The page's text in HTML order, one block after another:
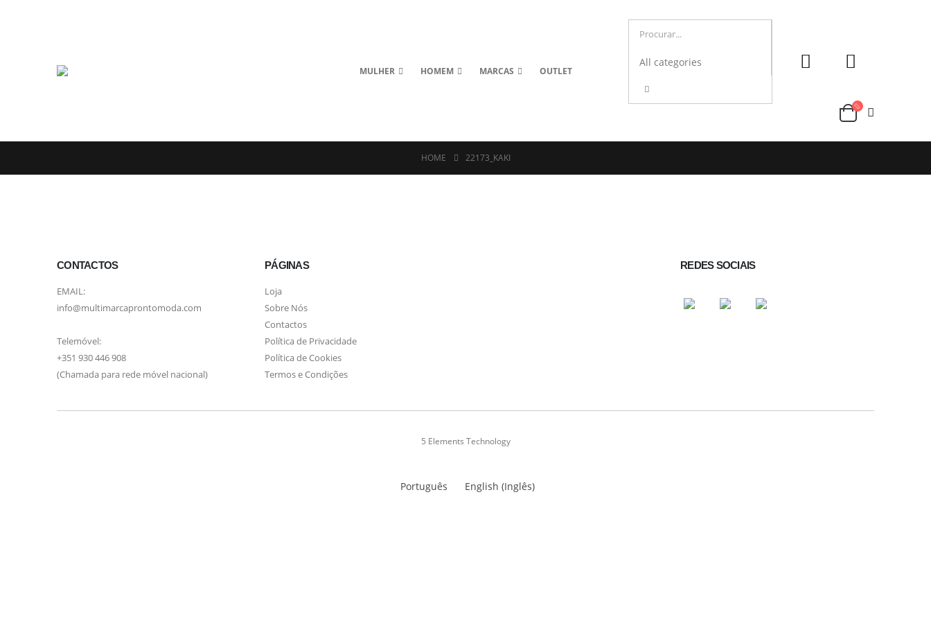
MULHER HOMEM MARCAS OUTLET
HOME 22173_KAKI
CONTACTOS
EMAIL:
info@multimarcaprontomoda.com
Telemóvel:
+351 930 446 908
(Chamada para rede móvel nacional)
PÁGINAS
Loja
Sobre Nós
Contactos
Política de Privacidade
Política de Cookies
Termos e Condições
REDES SOCIAIS
5 Elements Technology
Português English (Inglês)